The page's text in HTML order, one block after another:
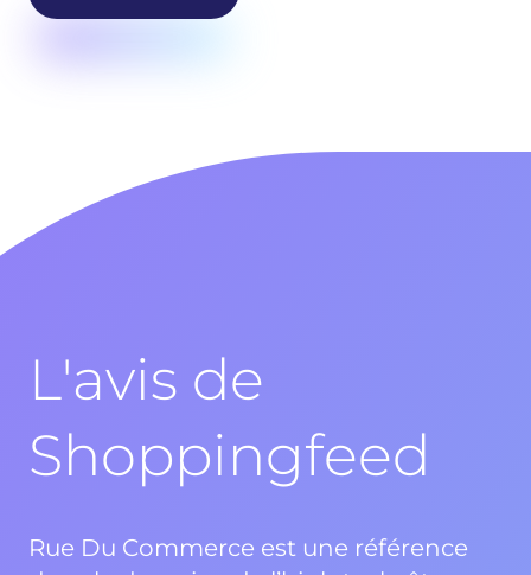
L'avis de
Shoppingfeed
Rue Du Commerce est une référence